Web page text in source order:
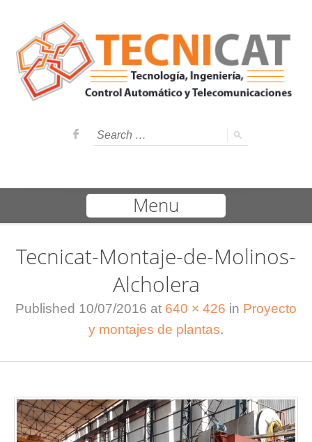
Menu
Tecnicat-Montaje-de-Molinos-
Alcholera
Published 10/07/2016 at 640 × 426 in Proyecto
y montajes de plantas.